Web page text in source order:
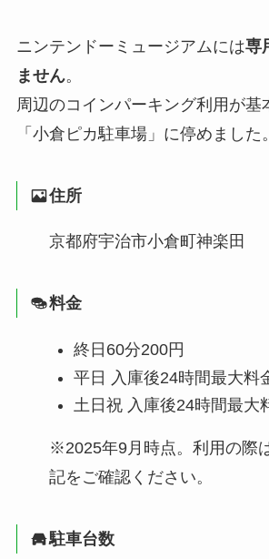
ニンテンドーミュージアムには専
ません。
周辺のコインパーキング利用が基
「小倉ピカ駐車場」に停めました。
住所
京都府宇治市小倉町神楽田
料金
終日60分200円
平日 入庫後24時間最大料
土日祝 入庫後24時間最大
※2025年9月時点。利用の際
記をご確認ください。
駐車台数